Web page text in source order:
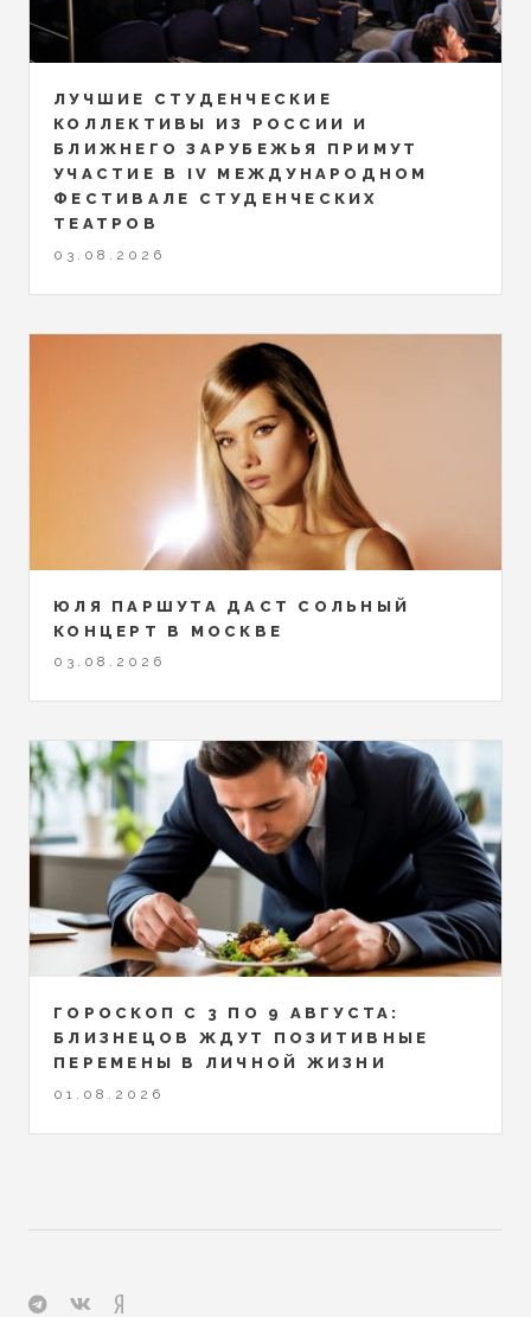
ЛУЧШИЕ СТУДЕНЧЕСКИЕ
КОЛЛЕКТИВЫ ИЗ РОССИИ И
БЛИЖНЕГО ЗАРУБЕЖЬЯ ПРИМУТ
УЧАСТИЕ В IV МЕЖДУНАРОДНОМ
ФЕСТИВАЛЕ СТУДЕНЧЕСКИХ
ТЕАТРОВ
03.08.2026
ЮЛЯ ПАРШУТА ДАСТ СОЛЬНЫЙ
КОНЦЕРТ В МОСКВЕ
03.08.2026
ГОРОСКОП С 3 ПО 9 АВГУСТА:
БЛИЗНЕЦОВ ЖДУТ ПОЗИТИВНЫЕ
ПЕРЕМЕНЫ В ЛИЧНОЙ ЖИЗНИ
01.08.2026